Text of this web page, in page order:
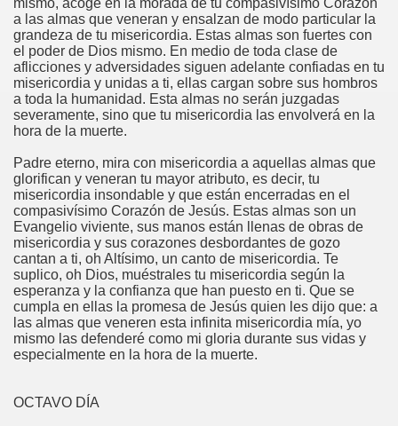
mismo, acoge en la morada de tu compasivísimo Corazón
a las almas que veneran y ensalzan de modo particular la
grandeza de tu misericordia. Estas almas son fuertes con
el poder de Dios mismo. En medio de toda clase de
aflicciones y adversidades siguen adelante confiadas en tu
misericordia y unidas a ti, ellas cargan sobre sus hombros
a toda la humanidad. Esta almas no serán juzgadas
severamente, sino que tu misericordia las envolverá en la
hora de la muerte.
Padre eterno, mira con misericordia a aquellas almas que
glorifican y veneran tu mayor atributo, es decir, tu
misericordia insondable y que están encerradas en el
compasivísimo Corazón de Jesús. Estas almas son un
Evangelio viviente, sus manos están llenas de obras de
misericordia y sus corazones desbordantes de gozo
cantan a ti, oh Altísimo, un canto de misericordia. Te
suplico, oh Dios, muéstrales tu misericordia según la
esperanza y la confianza que han puesto en ti. Que se
cumpla en ellas la promesa de Jesús quien les dijo que: a
las almas que veneren esta infinita misericordia mía, yo
mismo las defenderé como mi gloria durante sus vidas y
especialmente en la hora de la muerte.
OCTAVO DÍA